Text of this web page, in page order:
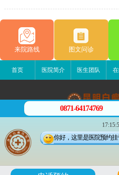
来院路线 图文问诊
首页 医院简介 医生团队
昆明白癜
昆明市五华区护
版权所有：昆明
滇公安备
0871-64174769
你好，这里是医院预约